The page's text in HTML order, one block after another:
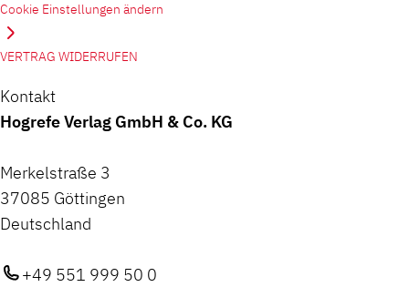
Cookie Einstellungen ändern
VERTRAG WIDERRUFEN
Kontakt
Hogrefe Verlag GmbH & Co. KG
Merkelstraße 3
37085 Göttingen
Deutschland
+49 551 999 50 0